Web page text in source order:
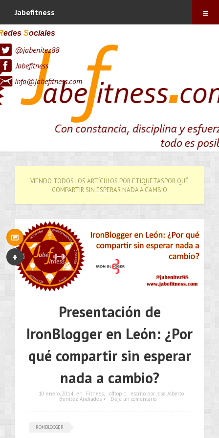
Jabefitness
edes Sociales
@jabenitez88
Jabefitness
info@jabefitness.com
Vitónica
Blog
Contacto
VIENDO TODOS LOS ARTÍCULOS POR ETIQUETASPOR QUÉ
COMPARTIR SIN ESPERAR NADA A CAMBIO
Presentación de
IronBlogger en León: ¿Por
qué compartir sin esperar
nada a cambio?
10 enero, 2014 en Fitness offtopic escrito por Jose Alberto
Benítez Andrades • Deje un comentario
IRONBLOGGER